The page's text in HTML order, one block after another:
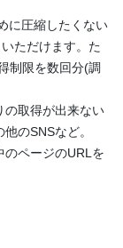
に圧縮したくない
ただけます。た
制限を数回分(調
の取得が出来ない
のSNSなど。
のページのURLを